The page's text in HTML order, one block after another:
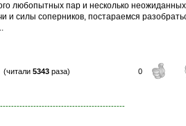
любопытных пар и несколько неожиданных
и силы соперников, постараемся
5343раза) 0